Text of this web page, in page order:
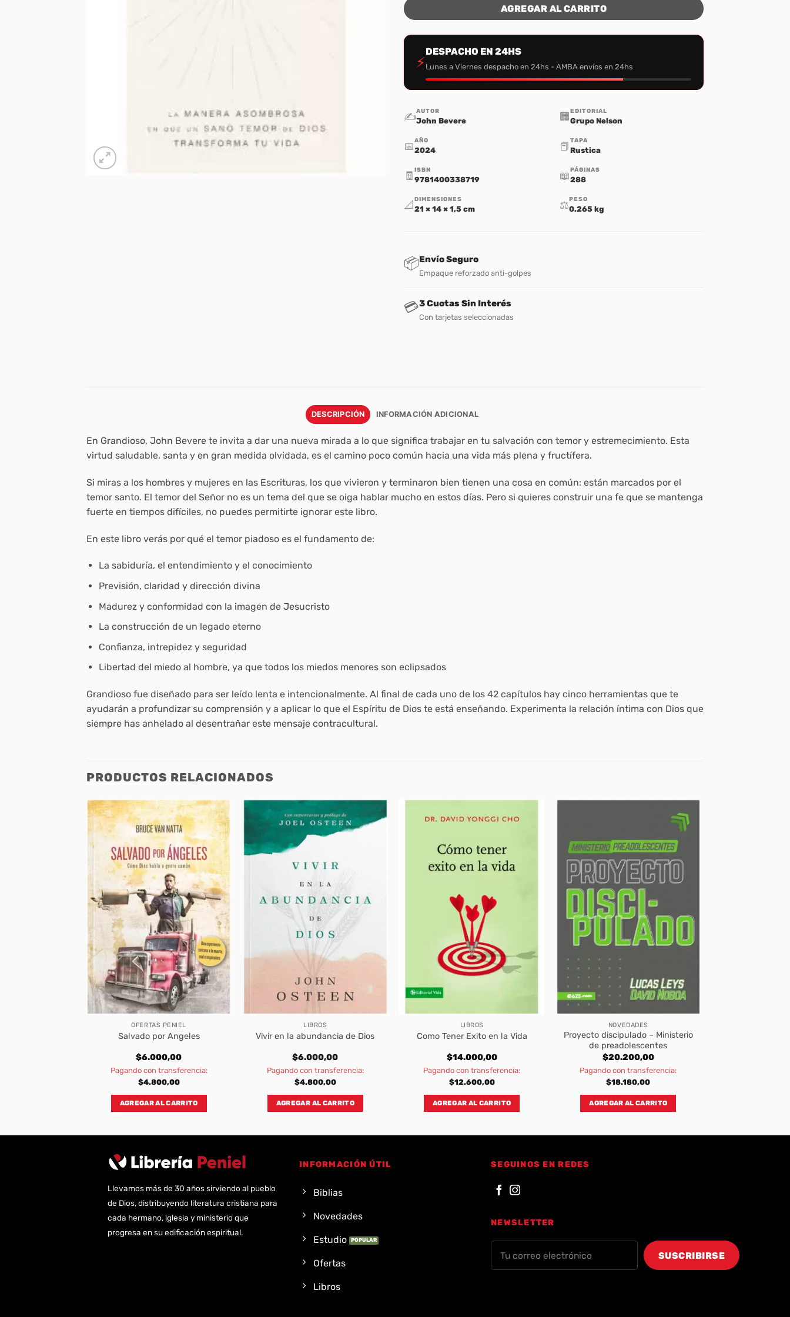
AGREGAR AL CARRITO
⚡
DESPACHO EN 24HS
Lunes a Viernes despacho en 24hs - AMBA envíos en 24hs
✍️AUTOR
John Bevere 🏢 EDITORIAL
Grupo Nelson
📅AÑO
2024 📕 TAPA
Rustica
🧾 ISBN
9781400338719 📖PÁGINAS
288
📐 DIMENSIONES
21 × 14 × 1,5 cm ⚖️PESO
0.265 kg
📦Envío Seguro
Empaque reforzado anti-golpes
💳3 Cuotas Sin Interés
Con tarjetas seleccionadas
DESCRIPCIÓN INFORMACIÓN ADICIONAL
En Grandioso, John Bevere te invita a dar una nueva mirada a lo que significa trabajar en tu salvación con temor y estremecimiento. Esta
virtud saludable, santa y en gran medida olvidada, es el camino poco común hacia una vida más plena y fructífera.
Si miras a los hombres y mujeres en las Escrituras, los que vivieron y terminaron bien tienen una cosa en común: están marcados por el
temor santo. El temor del Señor no es un tema del que se oiga hablar mucho en estos días. Pero si quieres construir una fe que se mantenga
fuerte en tiempos difíciles, no puedes permitirte ignorar este libro.
En este libro verás por qué el temor piadoso es el fundamento de:
La sabiduría, el entendimiento y el conocimiento
Previsión, claridad y dirección divina
Madurez y conformidad con la imagen de Jesucristo
La construcción de un legado eterno
Confianza, intrepidez y seguridad
Libertad del miedo al hombre, ya que todos los miedos menores son eclipsados
Grandioso fue diseñado para ser leído lenta e intencionalmente. Al final de cada uno de los 42 capítulos hay cinco herramientas que te
ayudarán a profundizar su comprensión y a aplicar lo que el Espíritu de Dios te está enseñando. Experimenta la relación íntima con Dios que
siempre has anhelado al desentrañar este mensaje contracultural.
PRODUCTOS RELACIONADOS
OFERTAS PENIEL
Salvado por Angeles
$6.000,00
Pagando con transferencia:
$4.800,00
AGREGAR AL CARRITO
LIBROS
Vivir en la abundancia de Dios
$6.000,00
Pagando con transferencia:
$4.800,00
AGREGAR AL CARRITO
LIBROS
Como Tener Exito en la Vida
$14.000,00
Pagando con transferencia:
$12.600,00
AGREGAR AL CARRITO
NOVEDADES
Proyecto discipulado – Ministerio
de preadolescentes
$20.200,00
Pagando con transferencia:
$18.180,00
AGREGAR AL CARRITO
Llevamos más de 30 años sirviendo al pueblo
de Dios, distribuyendo literatura cristiana para
cada hermano, iglesia y ministerio que
progresa en su edificación espiritual.
INFORMACIÓN ÚTIL
Biblias
Novedades
Estudio
Ofertas
Libros
SEGUINOS EN REDES
NEWSLETTER